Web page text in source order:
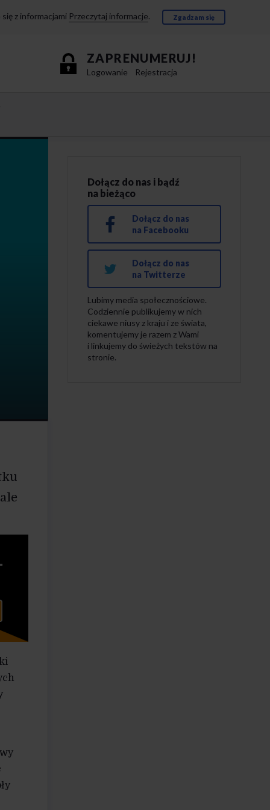
z informacjami Przeczytaj informacje. Zgadzam się
ZAPRENUMERUJ!
Logowanie Rejestracja
Dołącz do nas i bądź
na bieżąco
Dołącz do nas
na Facebooku
Dołącz do nas
na Twitterze
Lubimy media społecznościowe.
Codziennie publikujemy w nich
ciekawe niusy z kraju i ze świata,
komentujemy je razem z Wami
i linkujemy do świeżych tekstów na
stronie.